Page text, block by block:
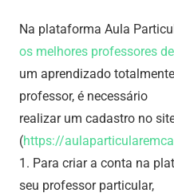
Na plataforma Aula
os melhores professores
um aprendizado
professor, é necessário
realizar um cadastro no
(https://
1. Para criar a conta na
seu professor particular,